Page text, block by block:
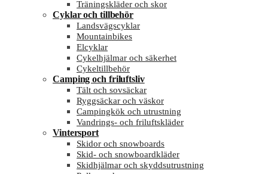
Träningskläder och skor
Cyklar och tillbehör
Landsvägscyklar
Mountainbikes
Elcyklar
Cykelhjälmar och säkerhet
Cykeltillbehör
Camping och friluftsliv
Tält och sovsäckar
Ryggsäckar och väskor
Campingkök och utrustning
Vandrings- och friluftskläder
Vintersport
Skidor och snowboards
Skid- och snowboardkläder
Skidhjälmar och skyddsutrustning